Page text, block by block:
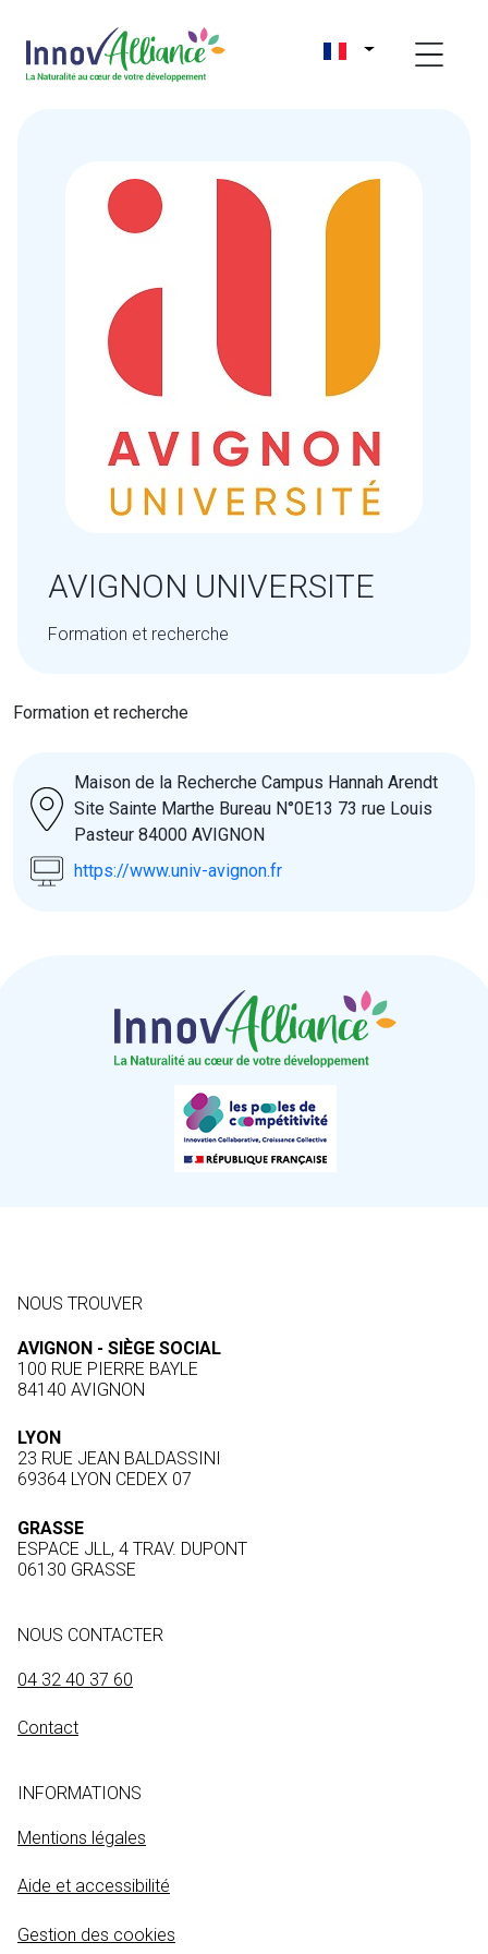
AVIGNON UNIVERSITE
Formation et recherche
Formation et recherche
Maison de la Recherche Campus Hannah Arendt
Site Sainte Marthe Bureau N°0E13 73 rue Louis
Pasteur 84000 AVIGNON
https://www.univ-avignon.fr
NOUS TROUVER
AVIGNON - SIÈGE SOCIAL
100 RUE PIERRE BAYLE
84140 AVIGNON
LYON
23 RUE JEAN BALDASSINI
69364 LYON CEDEX 07
GRASSE
ESPACE JLL, 4 TRAV. DUPONT
06130 GRASSE
NOUS CONTACTER
04 32 40 37 60
Contact
INFORMATIONS
Mentions légales
Aide et accessibilité
Gestion des cookies